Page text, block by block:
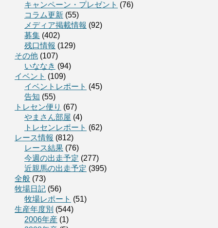
キャンペーン・プレゼント (76)
コラム更新 (55)
メディア掲載情報 (92)
募集 (402)
残口情報 (129)
その他 (107)
いななき (94)
イベント (109)
イベントレポート (45)
告知 (55)
トレセン便り (67)
やまさん部屋 (4)
トレセンレポート (62)
レース情報 (812)
レース結果 (76)
今週の出走予定 (277)
近親馬の出走予定 (395)
全般 (73)
牧場日記 (56)
牧場レポート (51)
生産年度別 (544)
2006年産 (1)